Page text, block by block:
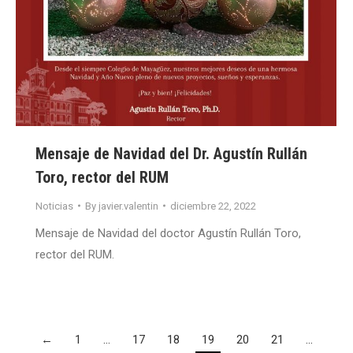
Mensaje de Navidad del Dr. Agustín Rullán
Toro, rector del RUM
Noticias By javier.valentin diciembre 22, 2022
Mensaje de Navidad del doctor Agustín Rullán Toro,
rector del RUM.
← 1 … 17 18 19 20 21 …